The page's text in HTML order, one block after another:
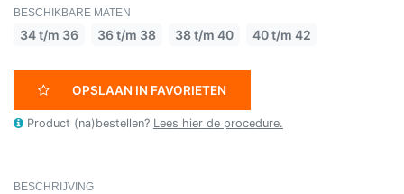
BESCHIKBARE MATEN
34 t/m 36 36 t/m 38 38 t/m 40 40 t/m 42
OPSLAAN IN FAVORIETEN
Product (na)bestellen? Lees hier de procedure.
BESCHRIJVING